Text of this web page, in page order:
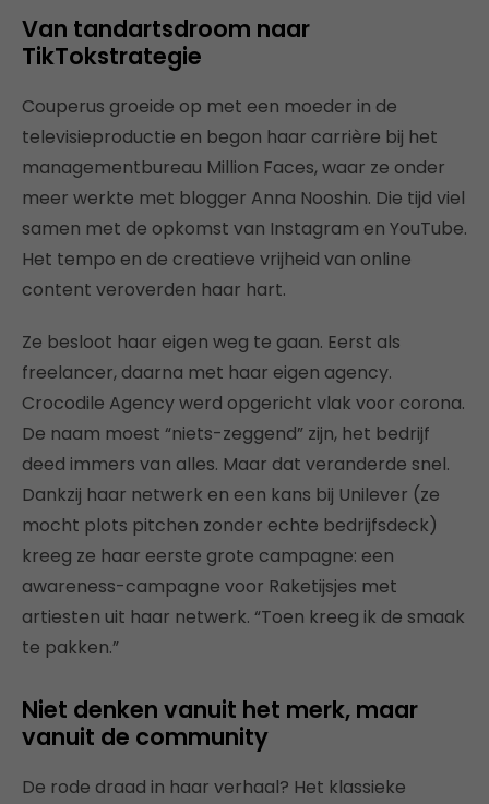
Van tandartsdroom naar
TikTokstrategie
Couperus groeide op met een moeder in de
televisieproductie en begon haar carrière bij het
managementbureau Million Faces, waar ze onder
meer werkte met blogger Anna Nooshin. Die tijd viel
samen met de opkomst van Instagram en YouTube.
Het tempo en de creatieve vrijheid van online
content veroverden haar hart.
Ze besloot haar eigen weg te gaan. Eerst als
freelancer, daarna met haar eigen agency.
Crocodile Agency werd opgericht vlak voor corona.
De naam moest “niets-zeggend” zijn, het bedrijf
deed immers van alles. Maar dat veranderde snel.
Dankzij haar netwerk en een kans bij Unilever (ze
mocht plots pitchen zonder echte bedrijfsdeck)
kreeg ze haar eerste grote campagne: een
awareness-campagne voor Raketijsjes met
artiesten uit haar netwerk. “Toen kreeg ik de smaak
te pakken.”
Niet denken vanuit het merk, maar
vanuit de community
De rode draad in haar verhaal? Het klassieke